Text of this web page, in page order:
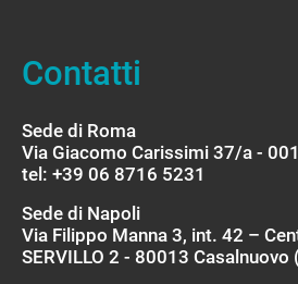
Contatti
Sede di Roma
Via Giacomo Carissimi 37/a -
tel: +39 06 8716 5231
Sede di Napoli
Via Filippo Manna 3, int. 42 –
SERVILLO 2 - 80013 Casalnuovo